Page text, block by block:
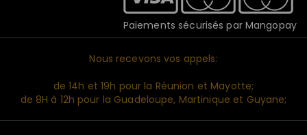
Paiements sécurisés par Mangopay
Nous recevons vos appels:
de 14h et 19h pour la Réunion et Mayotte;
de 8H à 12h pour la Guadeloupe, Martinique et Guyane;